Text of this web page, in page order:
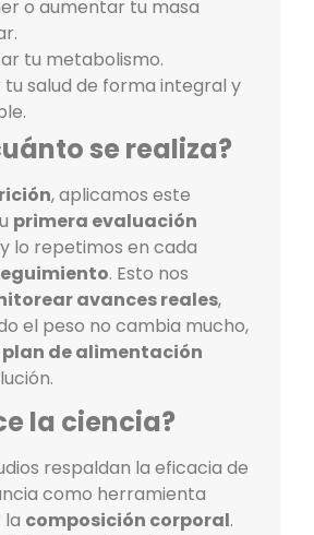
o aumentar tu masa
tu metabolismo.
tu salud de forma integral y
se realiza?
, aplicamos este
primera evaluación
y lo repetimos en cada
. Esto nos
avances reales,
el peso no cambia mucho,
de alimentación
la ciencia?
respaldan la eficacia de
como herramienta
la composición corporal.